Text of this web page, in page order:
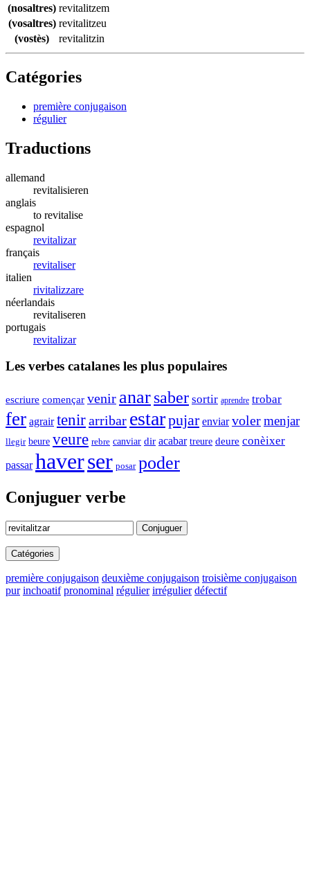
(nosaltres) revitalitzem
(vosaltres) revitalitzeu
(vostès)
revitalitzin
Catégories
première conjugaison
régulier
Traductions
allemand
revitalisieren
anglais
to revitalise
espagnol
revitalizar
français
revitaliser
italien
rivitalizzare
néerlandais
revitaliseren
portugais
revitalizar
Les verbes catalanes les plus populaires
escriure començar venir anarsaber sortir aprendre trobar
fer agrair tenirarribar estarpujar enviar volermenjar
llegir beure veure rebre canviar dir acabar treure deure conèixer
passar haverser posar poder
Conjuguer verbe
Conjuguer
Catégories
première conjugaison deuxième conjugaison troisième conjugaison
pur inchoatif pronominal régulier irrégulier défectif